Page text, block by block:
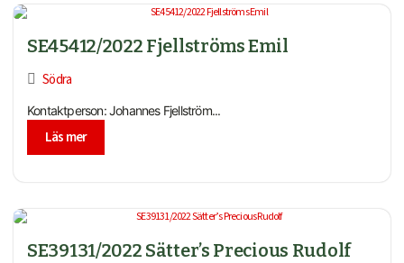
SE45412/2022 Fjellströms Emil
Södra
Kontaktperson: Johannes Fjellström...
Läs mer
SE39131/2022 Sätter’s Precious Rudolf